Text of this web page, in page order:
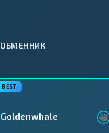
ОБМЕННИК
Goldenwhale